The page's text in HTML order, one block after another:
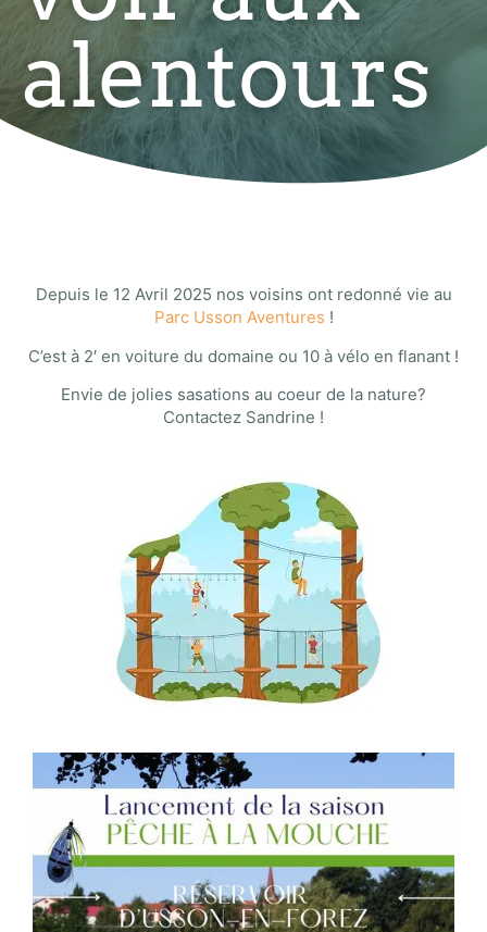
alentours
Depuis le 12 Avril 2025 nos voisins ont redonné vie au
Parc Usson Aventures !
C’est à 2′ en voiture du domaine ou 10 à vélo en flanant !
Envie de jolies sasations au coeur de la nature?
Contactez Sandrine !